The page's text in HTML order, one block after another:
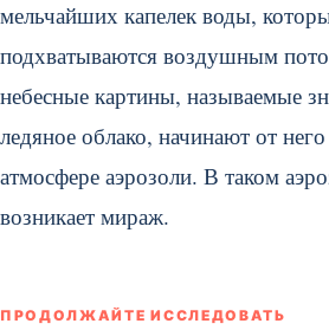
мельчайших капелек воды,
подхватываются воздушным
небесные картины, называемые
ледяное облако, начинают от
атмосфере аэрозоли. В таком
возникает мираж.
ПРОДОЛЖАЙТЕ ИССЛЕДОВАТЬ